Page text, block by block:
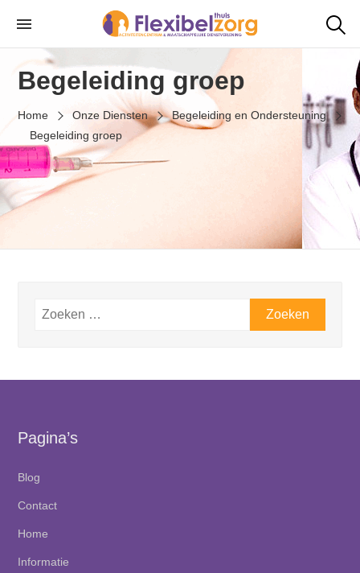
content
Flexibelzorg
Uw tevredenheid is onze zorg
Begeleiding groep
Home Onze Diensten
Begeleiding en Ondersteuning
Begeleiding groep
Zoeken
Pagina’s
Blog
Contact
Home
Informatie